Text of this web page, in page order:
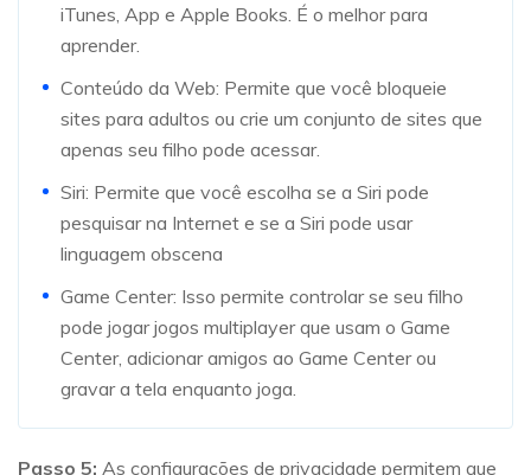
iTunes, App e Apple Books. É o melhor para
aprender.
Conteúdo da Web: Permite que você bloqueie
sites para adultos ou crie um conjunto de sites que
apenas seu filho pode acessar.
Siri: Permite que você escolha se a Siri pode
pesquisar na Internet e se a Siri pode usar
linguagem obscena
Game Center: Isso permite controlar se seu filho
pode jogar jogos multiplayer que usam o Game
Center, adicionar amigos ao Game Center ou
gravar a tela enquanto joga.
Passo 5: As configurações de privacidade permitem que